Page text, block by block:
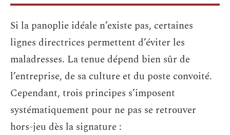
Si la panoplie idéale n’existe pas, certaines
lignes directrices permettent d’éviter les
maladresses. La tenue dépend bien sûr de
l’entreprise, de sa culture et du poste convoité.
Cependant, trois principes s’imposent
systématiquement pour ne pas se retrouver
hors-jeu dès la signature :